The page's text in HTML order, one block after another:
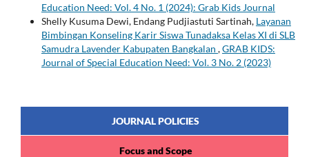
Education Need: Vol. 4 No. 1 (2024): Grab Kids Journal
Shelly Kusuma Dewi, Endang Pudjiastuti Sartinah, Layanan
Bimbingan Konseling Karir Siswa Tunadaksa Kelas XI di SLB
Samudra Lavender Kabupaten Bangkalan ,GRAB KIDS:
Journal of Special Education Need: Vol. 3 No. 2 (2023)
JOURNAL POLICIES
Focus and Scope